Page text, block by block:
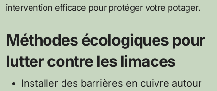
intervention efficace pour protéger votre potager.
Méthodes écologiques pour
lutter contre les limaces
Installer des barrières en cuivre autour